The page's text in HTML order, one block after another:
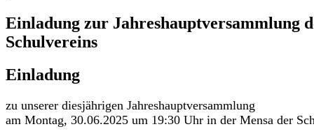
Einladung zur Jahreshauptversammlung
Schulvereins
Einladung
zu unserer diesjährigen Jahreshauptversammlung
am Montag, 30.06.2025 um 19:30 Uhr in der Mensa der